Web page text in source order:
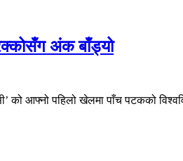
अंक बाँड्यो
को आफ्नो पहिलो खेलमा पाँच पटकको